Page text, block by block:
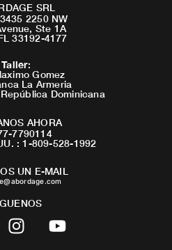
SRL
2250 NW
Ste 1A
33192-4177
Taller:
Gomez
La Armeria
Dominicana
AHORA
7790114
: 1-809-528-1992
UN E-MAIL
I
n
Y
o